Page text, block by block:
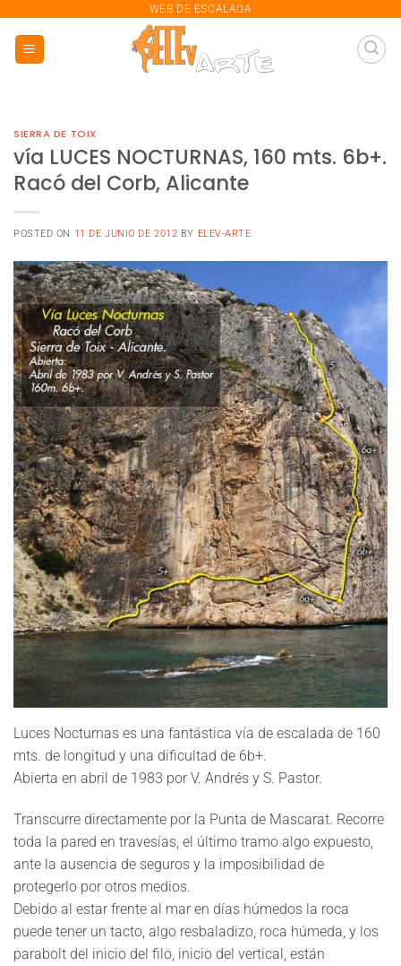
contenido
WEB DE ESCALADA
SIERRA DE TOIX
vía LUCES NOCTURNAS, 160 mts. 6b+.
Racó del Corb, Alicante
POSTED ON 11 DE JUNIO DE 2012 BY ELEV-ARTE
Luces Nocturnas es una fantástica vía de escalada de 160
mts. de longitud y una dificultad de 6b+.
Abierta en abril de 1983 por V. Andrés y S. Pastor.
Transcurre directamente por la Punta de Mascarat. Recorre
toda la pared en travesías, el último tramo algo expuesto,
ante la ausencia de seguros y la imposibilidad de
protegerlo por otros medios.
Debido al estar frente al mar en días húmedos la roca
puede tener un tacto, algo resbaladizo, roca húmeda, y los
parabolt del inicio del filo, inicio del vertical, están